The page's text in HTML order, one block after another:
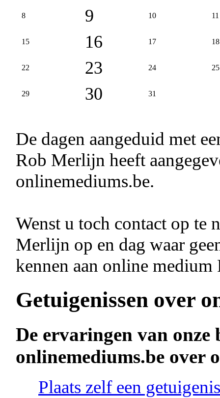
8 9 10 11
15 16 17 18
22 23 24 25
29 30 31
De dagen aangeduid met
Rob Merlijn heeft
onlinemediums.be.
Wenst u toch contact op te
Merlijn op en dag waar
kennen aan online
Getuigenissen over
De ervaringen van onze
onlinemediums.be over
Plaats zelf een